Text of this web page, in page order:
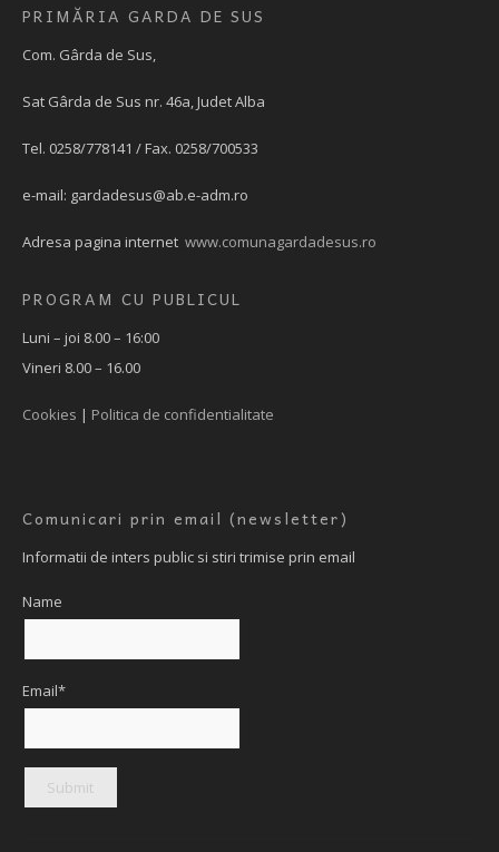
PRIMĂRIA GARDA DE SUS
Com. Gârda de Sus,
Sat Gârda de Sus nr. 46a, Judet Alba
Tel. 0258/778141 / Fax. 0258/700533
e-mail: gardadesus@ab.e-adm.ro
Adresa pagina internet www.comunagardadesus.ro
PROGRAM CU PUBLICUL
Luni – joi 8.00 – 16:00
Vineri 8.00 – 16.00
Cookies | Politica de confidentialitate
Comunicari prin email (newsletter)
Informatii de inters public si stiri trimise prin email
Name
Email*